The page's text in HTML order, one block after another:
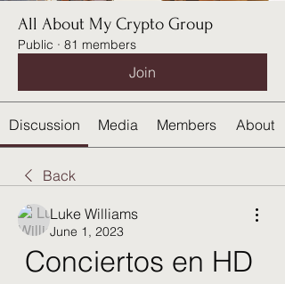
All About My Crypto Group
Public · 81 members
Join
Discussion Media Members About
Back
Luke Williams
June 1, 2023
Conciertos en HD